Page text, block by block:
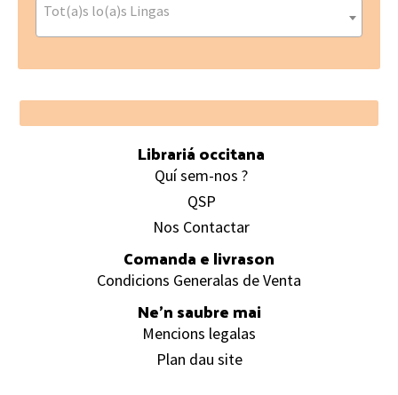
Tot(a)s lo(a)s Lingas
Footer
Librariá occitana
Quí sem-nos ?
QSP
Nos Contactar
Comanda e livrason
Condicions Generalas de Venta
Ne’n saubre mai
Mencions legalas
Plan dau site